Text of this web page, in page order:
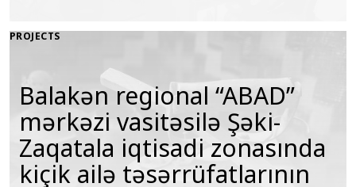
PROJECTS
Balakən regional “ABAD”
mərkəzi vasitəsilə Şəki-
Zaqatala iqtisadi zonasında
kiçik ailə təsərrüfatlarının